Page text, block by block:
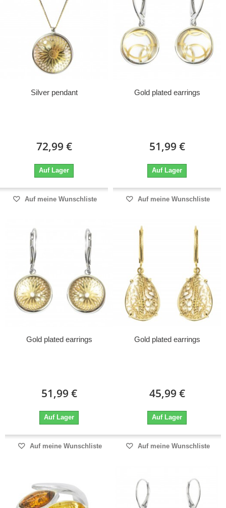
Silver pendant
72,99 €
Auf Lager
Auf meine Wunschliste
Gold plated earrings
51,99 €
Auf Lager
Auf meine Wunschliste
Gold plated earrings
51,99 €
Auf Lager
Auf meine Wunschliste
Gold plated earrings
45,99 €
Auf Lager
Auf meine Wunschliste